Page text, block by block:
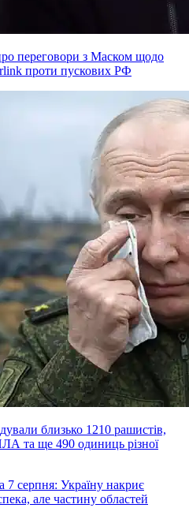
переговори з Маском щодо
проти пускових РФ
близько 1210 рашистів,
та ще 490 одиниць різної